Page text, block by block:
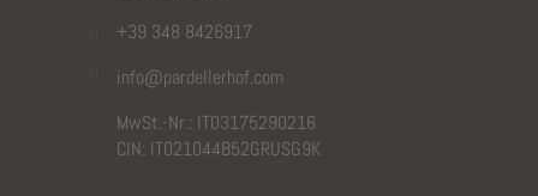
+39 348 8426917
info@pardellerhof.com
MwSt.-Nr.: IT03175290216
CIN: IT021044B52GRUSG9K